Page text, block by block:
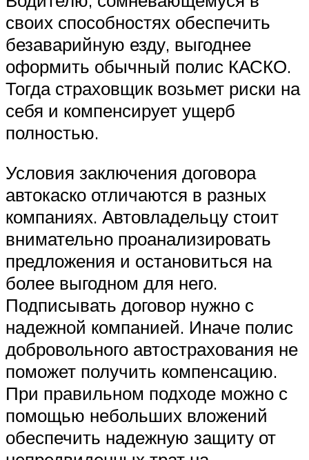
своих способностях обеспечить
безаварийную езду, выгоднее
оформить обычный полис КАСКО.
Тогда страховщик возьмет риски на
себя и компенсирует ущерб
полностью.
Условия заключения договора
автокаско отличаются в разных
компаниях. Автовладельцу стоит
внимательно проанализировать
предложения и остановиться на
более выгодном для него.
Подписывать договор нужно с
надежной компанией. Иначе полис
добровольного автострахования не
поможет получить компенсацию.
При правильном подходе можно с
помощью небольших вложений
обеспечить надежную защиту от